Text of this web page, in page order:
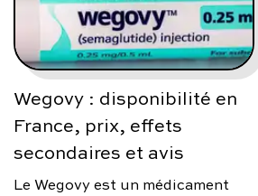
Wegovy : disponibilité en
France, prix, effets
secondaires et avis
Le Wegovy est un médicament